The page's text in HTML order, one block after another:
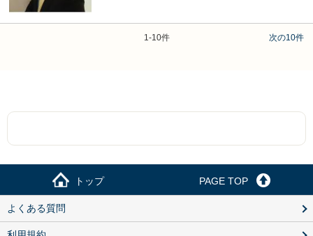
1-10件 次の10件
トップ PAGE TOP
よくある質問